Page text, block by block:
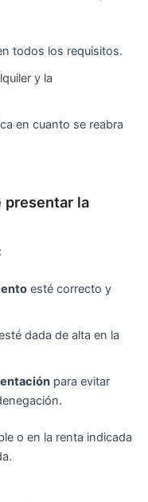
todos los requisitos.
y la
en cuanto se reabra
presentar la
esté correcto y
dada de alta en la
para evitar
o en la renta indicada